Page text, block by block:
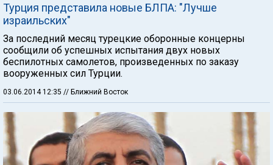
Турция представила новые БЛПА: "Лучше
израильских"
За последний месяц турецкие оборонные концерны
сообщили об успешных испытания двух новых
беспилотных самолетов, произведенных по заказу
вооруженных сил Турции.
03.06.2014 12:35 // Ближний Восток